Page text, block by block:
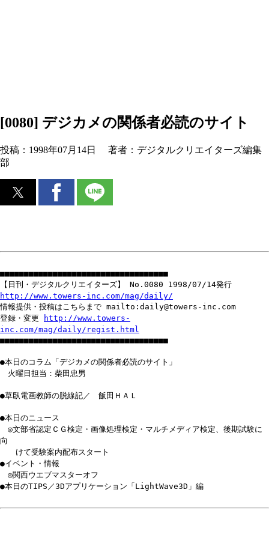
[0080] デジカメの関係者必読のサイト
投稿： 1998年07月14日 著者： デジタルクリエイターズ編集
部
■■■■■■■■■■■■■■■■■■■■■■■■■■■■■■■■■■■
【日刊・デジタルクリエイターズ】 No.0080 1998/07/14発行
http://www.towers-inc.com/mag/daily/
情報提供・投稿はこちらまで mailto:daily@towers-inc.com
登録・変更
http://www.towers-
inc.com/mag/daily/regist.html
■■■■■■■■■■■■■■■■■■■■■■■■■■■■■■■■■■■
●本日のコラム「デジカメの関係者必読のサイト」
火曜日担当：柴田忠男
●草臥電画教師の脱線記／ 飯田ＨＡＬ
●本日のニュース
◎文部省認定ＣＧ検定・画像処理検定・マルチメディア検定、後期試験に
向
けて受験案内配布スタート
●イベント・情報
◎関西ウエブマスターオフ
●本日のTIPS／3Dアプリケーション「LightWave3D」編